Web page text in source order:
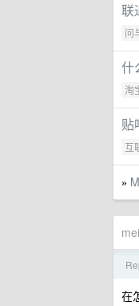
联
问
什
淘
贴
互
»
在